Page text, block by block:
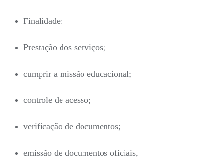
Finalidade:
Prestação dos serviços;
cumprir a missão educacional;
controle de acesso;
verificação de documentos;
emissão de documentos oficiais,